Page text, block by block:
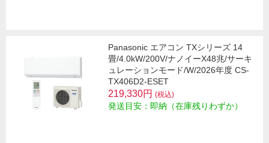
Panasonic エアコン TXシリーズ 14
畳/4.0kW/200V/ナノイーX48兆/サーキ
ュレーションモード/W/2026年度 CS-
TX406D2-ESET
219,330円 (税込)
発送目安：即納（在庫残りわずか）